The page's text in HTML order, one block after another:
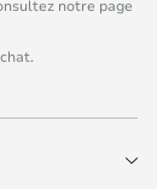
notre page